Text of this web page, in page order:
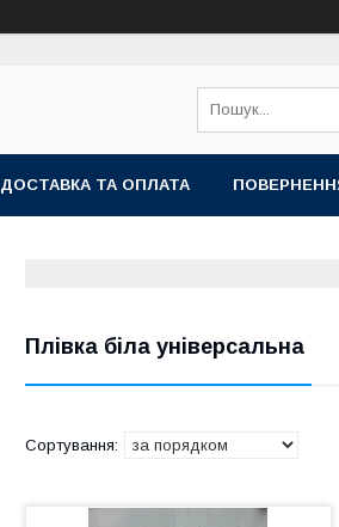
ДОСТАВКА ТА ОПЛАТА
Плівка біла універсальна